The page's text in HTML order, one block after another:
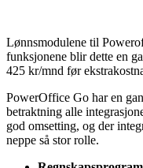
Lønnsmodulene til
funksjonene blir dette en
425 kr/mnd før
PowerOffice Go har en
betraktning alle
god omsetting, og der
neppe så stor rolle.